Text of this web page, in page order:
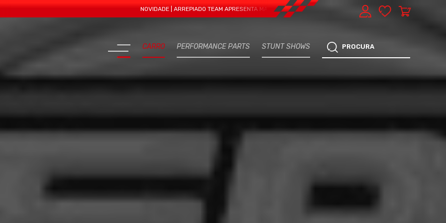
NOVIDADE | ARREPIADO TEAM APRESENTA MAIS UMA VERTENTE - EXPRESS CAR SERVICE, MANUTENÇÃO DO TEU
CARRO PERFORMANCE PARTS STUNT SHOWS